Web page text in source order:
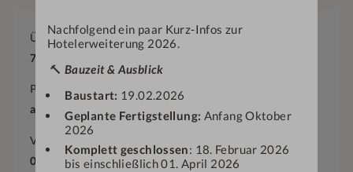
Nachfolgend ein paar Kurz-Infos zur
Hotelerweiterung 2026.
🔨 Bauzeit & Ausblick
Baustart: 19.02.2026
Geplante Fertigstellung: Anfang Oktober
2026
Komplett geschlossen: 18. Februar 2026
bis einschließlich 01. April 2026
Übernachtungen
7-14
Preis
ab
1.170,—
Verfügbarkeit
02.04.2026-20.12.2026